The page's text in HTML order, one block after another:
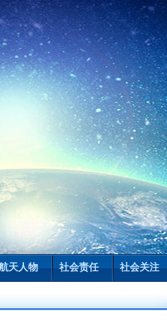
天人物 社会责任 社会关注